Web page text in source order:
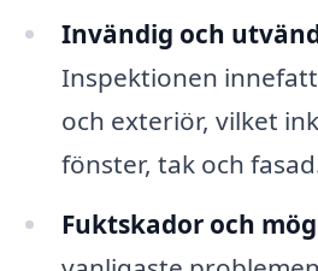
Invändig och
Inspektionen
och exteriör, vilket
fönster, tak och
Fuktskador och